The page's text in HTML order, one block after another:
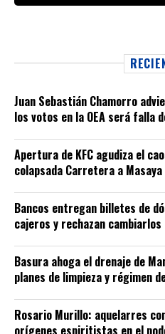
Juan Sebastián Chamorro
los votos en la OEA será falla
Apertura de KFC agudiza el
colapsada Carretera a Masaya
Bancos entregan billetes de
cajeros y rechazan
Basura ahoga el drenaje de
planes de limpieza y régimen
Rosario Murillo: aquelarres
orígenes espiritistas en el